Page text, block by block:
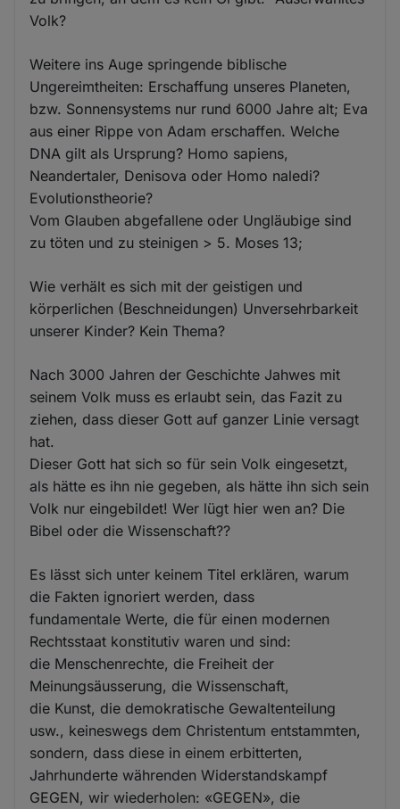
Volk?
Weitere ins Auge springende biblische
Ungereimtheiten: Erschaffung unseres Planeten,
bzw. Sonnensystems nur rund 6000 Jahre alt; Eva
aus einer Rippe von Adam erschaffen. Welche
DNA gilt als Ursprung? Homo sapiens,
Neandertaler, Denisova oder Homo naledi?
Evolutionstheorie?
Vom Glauben abgefallene oder Ungläubige sind
zu töten und zu steinigen > 5. Moses 13;
Wie verhält es sich mit der geistigen und
körperlichen (Beschneidungen) Unversehrbarkeit
unserer Kinder? Kein Thema?
Nach 3000 Jahren der Geschichte Jahwes mit
seinem Volk muss es erlaubt sein, das Fazit zu
ziehen, dass dieser Gott auf ganzer Linie versagt
hat.
Dieser Gott hat sich so für sein Volk eingesetzt,
als hätte es ihn nie gegeben, als hätte ihn sich sein
Volk nur eingebildet! Wer lügt hier wen an? Die
Bibel oder die Wissenschaft??
Es lässt sich unter keinem Titel erklären, warum
die Fakten ignoriert werden, dass
fundamentale Werte, die für einen modernen
Rechtsstaat konstitutiv waren und sind:
die Menschenrechte, die Freiheit der
Meinungsäusserung, die Wissenschaft,
die Kunst, die demokratische Gewaltenteilung
usw., keineswegs dem Christentum entstammten,
sondern, dass diese in einem erbitterten,
Jahrhunderte währenden Widerstandskampf
GEGEN, wir wiederholen: «GEGEN», die